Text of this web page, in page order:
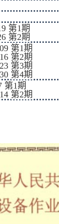
第1期
第2期
第1期
第2期
第3期
第4期
第1期
第2期